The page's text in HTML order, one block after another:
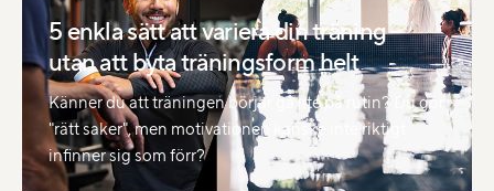
5 enkla sätt att variera din träning –
utan att byta träningsform helt
Känner du att träningen börjar gå lite på rutin? Du gör
"rätt saker", men motivationen kanske inte riktigt
infinner sig som förr?